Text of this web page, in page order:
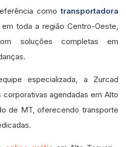
comotransportadora
toda a região Centro-Oeste,
soluções completas em
especializada, a Zurcad
agendadas em Alto
de MT, oferecendo transporte